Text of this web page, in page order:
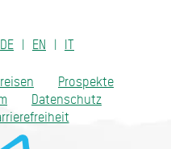
DE EN IT
Prospekte
Datenschutz